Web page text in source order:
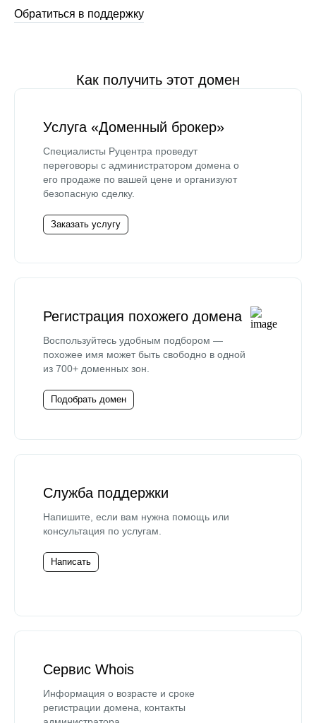
Обратиться в поддержку
Как получить этот домен
Услуга «Доменный брокер»
Специалисты Руцентра проведут
переговоры с администратором домена о
его продаже по вашей цене и организуют
безопасную сделку.
Заказать услугу
Регистрация похожего домена
Воспользуйтесь удобным подбором —
похожее имя может быть свободно в одной
из 700+ доменных зон.
Подобрать домен
Служба поддержки
Напишите, если вам нужна помощь или
консультация по услугам.
Написать
Сервис Whois
Информация о возрасте и сроке
регистрации домена, контакты